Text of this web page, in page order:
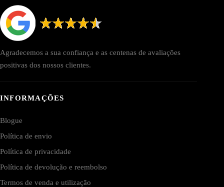
Agradecemos a sua confiança e as centenas de avaliações
positivas dos nossos clientes.
INFORMAÇÕES
Blogue
Política de envio
Política de privacidade
Política de devolução e reembolso
Termos de venda e utilização